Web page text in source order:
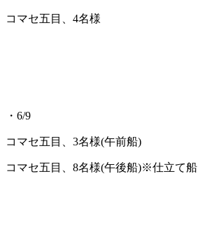
コマセ五目、4名様
・6/9
コマセ五目、3名様(午前船)
コマセ五目、8名様(午後船)※仕立て船